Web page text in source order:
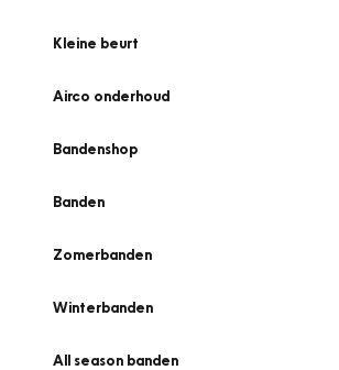
Kleine beurt
Airco onderhoud
Bandenshop
Banden
Zomerbanden
Winterbanden
All season banden